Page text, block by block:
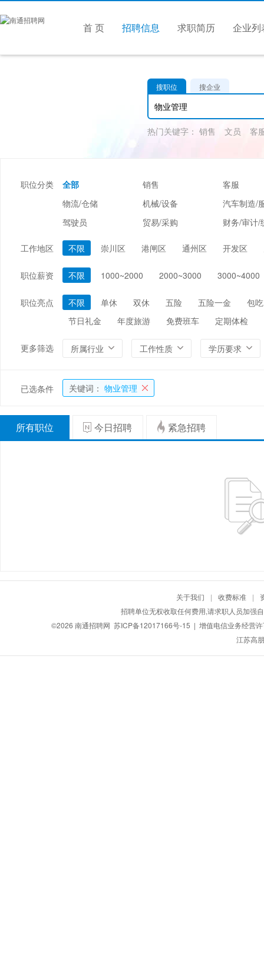
首 页 招聘信息 求职简历 企业列
搜职位 搜企业
热门关键字： 销售 文员 客
职位分类 全部 销售
客服
物流/仓储
机械/设备
汽车制造/
驾驶员
贸易/采购
财务/审计/
美容/美发
编辑/出版/印刷
金融/证券/投资
保险
能源/电力/矿产
化工 环保
工作地区 不限 崇川区 港闸区 通州区 开发区
职位薪资 不限 1000~2000 2000~3000 3000~4000
职位亮点 不限 单休 双休 五险 五险一金
包吃
节日礼金
年度旅游 免费班车 定期体检
更多筛选 所属行业 工作性质 学历要求
已选条件 关键词： 物业管理
所有职位 今日招聘 紧急招聘
关于我们 | 收费标准 |
招聘单位无权收取任何费用,请求职人员加强
©2026 南通招聘网 苏ICP备12017166号-15 | 增值电信业务经营
江苏高